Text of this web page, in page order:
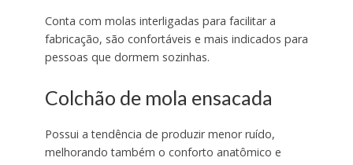
Conta com molas interligadas para facilitar a
fabricação, são confortáveis e mais indicados para
pessoas que dormem sozinhas.
Colchão de mola ensacada
Possui a tendência de produzir menor ruído,
melhorando também o conforto anatômico e